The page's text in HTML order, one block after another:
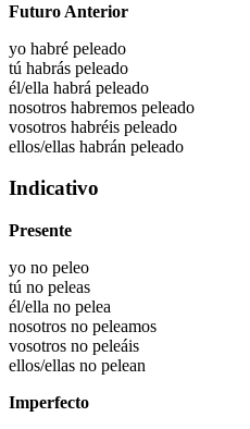
Futuro Anterior
yo habré peleado
tú habrás peleado
él/ella habrá peleado
nosotros habremos peleado
vosotros habréis peleado
ellos/ellas habrán peleado
Indicativo
Presente
yo no peleo
tú no peleas
él/ella no pelea
nosotros no peleamos
vosotros no peleáis
ellos/ellas no pelean
Imperfecto